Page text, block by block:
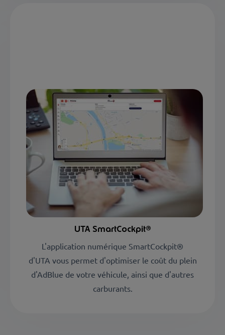
UTA SmartCockpit®
L'application numérique SmartCockpit®
d'UTA vous permet d'optimiser le coût du plein
d'AdBlue de votre véhicule, ainsi que d'autres
carburants.